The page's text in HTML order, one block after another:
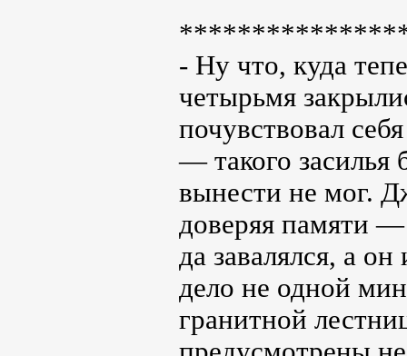
- Ну что, куда
четырьмя
почувствовал
— такого
вынести не мог.
доверяя памяти —
да завалялся, а
дело не одной
гранитной